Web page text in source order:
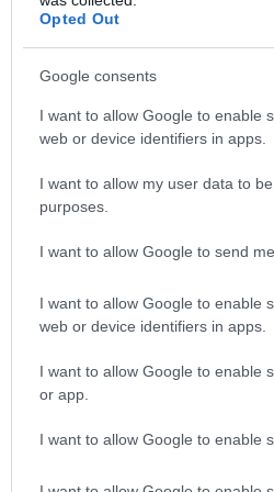
Opted Out
Google consents
I want to allow Google to enable
web or device identifiers in apps.
I want to allow my user data to
purposes.
I want to allow Google to send
I want to allow Google to enable
web or device identifiers in apps.
I want to allow Google to enable
or app.
I want to allow Google to enable
weboldallal végül felbosszantjuk a
minimalizált layout, majd
optimalizálás. És ha ezek
összetettebb szinten is.
Ezen a ponton pedig ismétcsak
problémákkal, valamint az egyes
korlátaival. Jön majd a
különbség hardveresen, ami
alkalmazása miatt.
A mobiltelefonok böngészőjénél
korlátaival. De ha már itt tartuk,
oldalakat tervezni alapvetően jó
kíván. Nincs más dolgunk, mint